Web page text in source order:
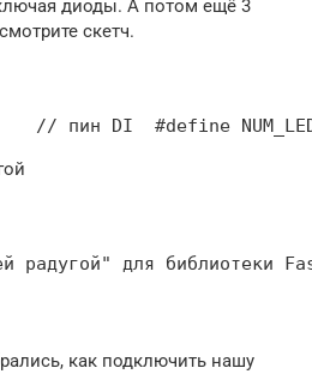
диоды. А потом ещё 3
скетч.
// пин DI  #define
радугой" для
как подключить нашу